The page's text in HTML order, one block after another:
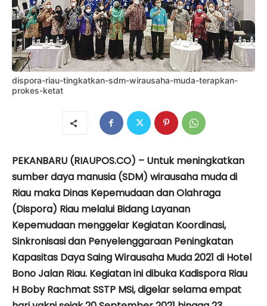
dispora-riau-tingkatkan-sdm-wirausaha-muda-terapkan-
prokes-ketat
PEKANBARU (RIAUPOS.CO) – Untuk meningkatkan
sumber daya manusia (SDM) wirausaha muda di
Riau maka Dinas Kepemudaan dan Olahraga
(Dispora) Riau melalui Bidang Layanan
Kepemudaan menggelar Kegiatan Koordinasi,
Sinkronisasi dan Penyelenggaraan Peningkatan
Kapasitas Daya Saing Wirausaha Muda 2021 di Hotel
Bono Jalan Riau. Kegiatan ini dibuka Kadispora Riau
H Boby Rachmat SSTP MSi, digelar selama empat